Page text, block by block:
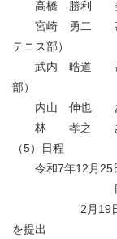
高橋 勝利 美和
宮崎 勇二 甚目
テニス部）
武内 晧道 甚目
部）
内山 伸也 あま
林 孝之 あま
（5）日程
令和7年12月25
同日 報
2月19日 教育
を提出